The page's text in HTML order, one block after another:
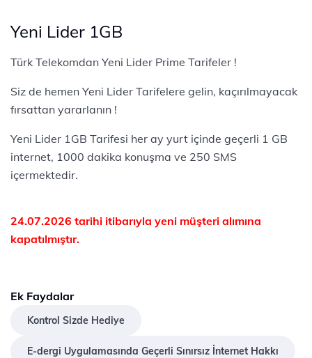
Yeni Lider 1GB
Türk Telekomdan Yeni Lider Prime Tarifeler !
Siz de hemen Yeni Lider Tarifelere gelin, kaçırılmayacak
fırsattan yararlanın !
Yeni Lider 1GB Tarifesi her ay yurt içinde geçerli 1 GB
internet, 1000 dakika konuşma ve 250 SMS
içermektedir.
24.07.2026 tarihi itibarıyla yeni müşteri alımına
kapatılmıştır.
Ek Faydalar
Kontrol Sizde Hediye
E-dergi Uygulamasında Geçerli Sınırsız İnternet Hakkı